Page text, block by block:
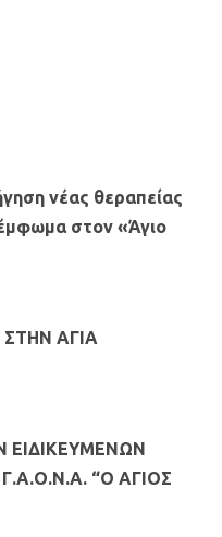
νέας θεραπείας
στον «Άγιο
ΑΓΙΑ
ΕΙΔΙΚΕΥΜΕΝΩΝ
“Ο ΑΓΙΟΣ